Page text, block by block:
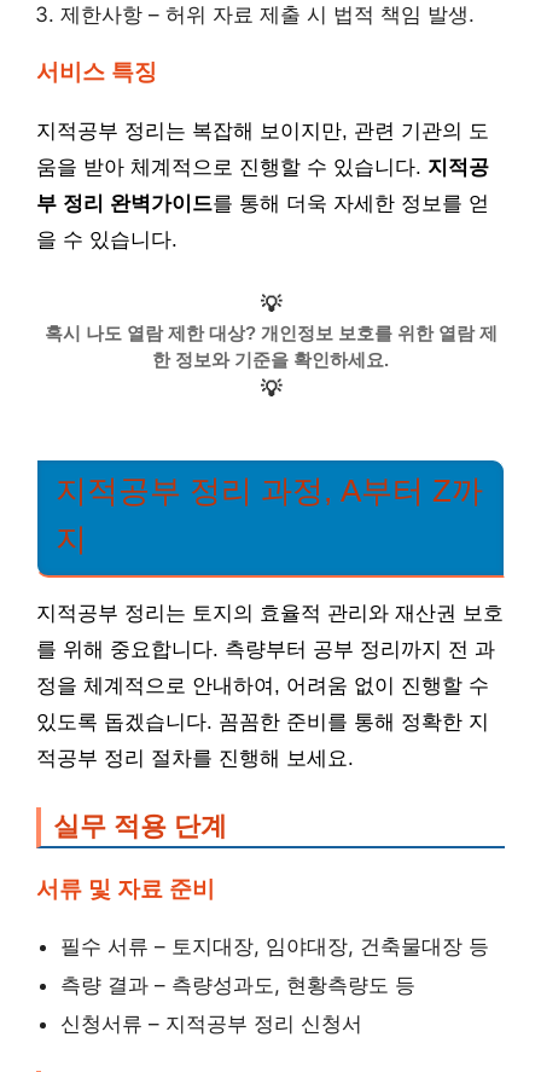
제한사항 – 허위 자료 제출 시 법적 책임 발생.
서비스 특징
지적공부 정리는 복잡해 보이지만, 관련 기관의 도
움을 받아 체계적으로 진행할 수 있습니다. 지적공
부 정리 완벽가이드를 통해 더욱 자세한 정보를 얻
을 수 있습니다.
💡
혹시 나도 열람 제한 대상? 개인정보 보호를 위한 열람 제
한 정보와 기준을 확인하세요.
💡
지적공부 정리 과정, A부터 Z까
지
지적공부 정리는 토지의 효율적 관리와 재산권 보호
를 위해 중요합니다. 측량부터 공부 정리까지 전 과
정을 체계적으로 안내하여, 어려움 없이 진행할 수
있도록 돕겠습니다. 꼼꼼한 준비를 통해 정확한 지
적공부 정리 절차를 진행해 보세요.
실무 적용 단계
서류 및 자료 준비
필수 서류 – 토지대장, 임야대장, 건축물대장 등
측량 결과 – 측량성과도, 현황측량도 등
신청서류 – 지적공부 정리 신청서